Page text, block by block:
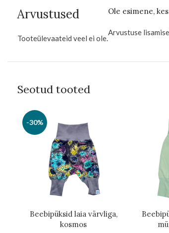
Arvustused
Tooteülevaateid veel ei ole.
Ole esimene,
Arvustuse
Seotud tooted
-30%
Beebipüksid laia värvliga,
kosmos